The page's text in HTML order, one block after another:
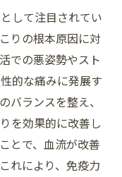
して注目されてい
りの根本原因に対
での悪姿勢やスト
的な痛みに発展す
バランスを整え、
を効果的に改善し
とで、血流が改善
れにより、免疫力